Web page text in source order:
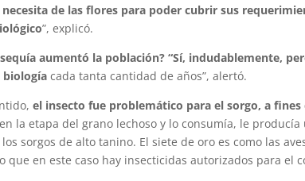
de las flores para poder cubrir sus
”, explicó.
sequía aumentó la población? “Sí, indudablemente,
biologíacada tanta cantidad de años”, alertó.
el insecto fue problemático para el sorgo, a fines
la etapa del grano lechoso y lo consumía, le
sorgos de alto tanino. El siete de oro es como las
que en este caso hay insecticidas autorizados para el